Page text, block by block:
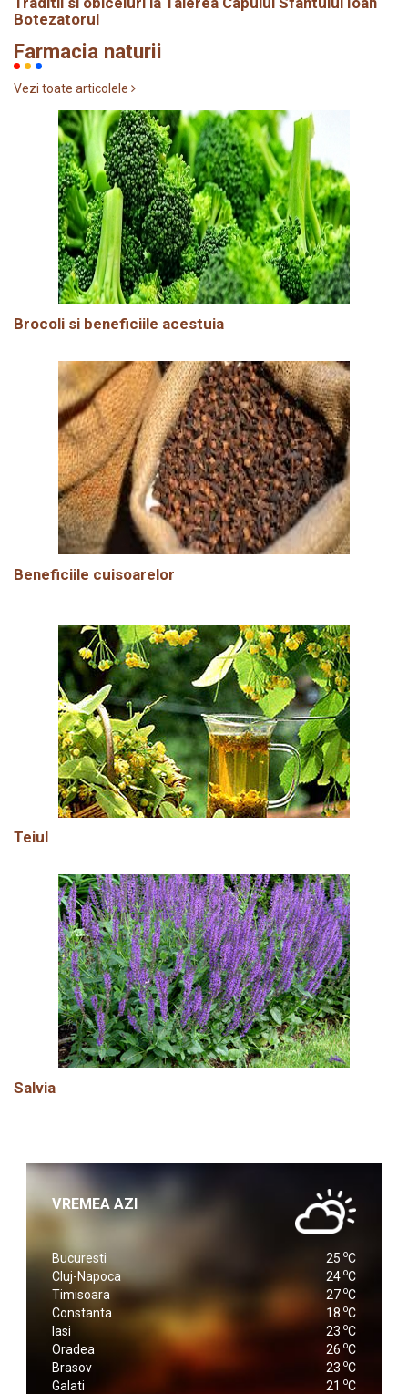
Botezatorul
Farmacia naturii
Vezi toate articolele
Brocoli si beneficiile acestuia
Beneficiile cuisoarelor
Teiul
Salvia
VREMEA AZI
Bucuresti 25 oC
Cluj-Napoca
24 oC
Timisoara
27 oC
Constanta
18 oC
Iasi
23 oC
Oradea
26 oC
Brasov
23 oC
Galati
21 oC